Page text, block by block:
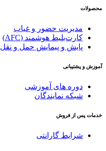
محصولات
مدیریت حضور و غیاب
کارت‌بلیط هوشمند (AFC)
پایش و پیمایش حمل و نقل
آموزش و پشتیبانی
دوره های آموزشی
شبکه نمایندگان
خدمات پس از فروش
شرایط گارانتی